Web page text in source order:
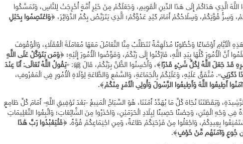
الَّذِي هَدَاكُمْ إِلَى هَذَا الدِّينِ الْقَوِيمِ، وَجَعَلَكُمْ مِنْ خَيْرِ أُمَّةٍ أُخْرِجَتْ لِلنَّاسِ، وَتَمَسَّكُوا
وَسِرُّ قُوَّتِكُمْ، وَسِلَاحُكُمْ أَمَامَ كَيْدِ عَدُوِّكُمْ؛ الَّذِي يَتَرَبَّصُ بِكُمُ الدَّوَائِرَ، ﴿وَاعْتَصِمُوا بِحَبْلِ
الْأَيَّامِ أَوْضَاعًا وَخُطُوبًا مُدْلَهِمَّةً تَتَطَلَّبُ مِنَّا التَّعَامُلَ مَعَهَا مُعَامَلَةَ الْعُقَلَاءِ، وَالْوُقُوفَ
أَنَّ الْأُمُورَ كُلَّهَا بِيَدِ اللَّهِ، فَارْكُنُوا إِلَى رَبِّكُمْ، وَفَوِّضُوا الْأُمُورَ إِلَيْهِ؛ ﴿وَمَن يَتَوَكَّلْ عَلَى اللَّهِ
قَدْ جَعَلَ اللَّهُ لِكُلِّ شَيْءٍ قَدْرًا﴾، وَأَحْسِنُوا الظَّنَّ بِرَبِّكُمْ، قَالَ ﷺ: «يَقُولُ اللَّهُ تَعَالَى: أَنَا عِنْدَ
ذَكَرَنِي». مُتَّفَقٌ عَلَيْهِ، وَعَلَيْكُمْ بِالْجَمَاعَةِ، وَالسَّمْعِ وَالطَّاعَةِ لِوُلَاةِ الْأُمُورِ فِي الْمَعْرُوفِ،
آمَنُوا أَطِيعُوا اللَّهَ وَأَطِيعُوا الرَّسُولَ وَأُولِي الْأَمْرِ مِنْكُمْ﴾.
وَيَقَظَتَنَا تُجَاهَ كُلِّ مَا يُهَدِّدُ أَمْنَنَا، هُوَ السِّيَاجُ الْمَنِيعُ -بَعْدَ تَوْفِيقِ اللَّهِ- أَمَامَ كُلِّ طَامِعٍ
فِي وَجْهِ الْفِتَنِ، وَحِصْنًا حَصِينًا لِبِلَادِ الْحَرَمَيْنِ، وَاحْذَرُوا مِنَ الشَّائِعَاتِ؛ وَاتَّبِعُوا التَّعْلِيمَاتِ
بِعِيدِكُمْ، وَاجْعَلُوا مِنْ فَرْحَتِكُمْ طَاعَةً، وَمِنِ اجْتِمَاعِكُمْ قُوَّةً. ﴿فَلْيَعْبُدُوا رَبَّ هَٰذَا
جُوعٍ وَآمَنَهُم مِّنْ خَوْفٍ﴾.